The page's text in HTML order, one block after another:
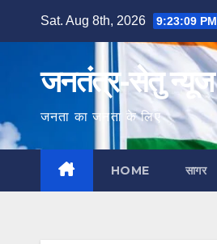
Sat. Aug 8th, 2026 9:23:10 PM
जनतंत्र-सेतु न्यूज
जनता का जनता के लिए
HOME सागर